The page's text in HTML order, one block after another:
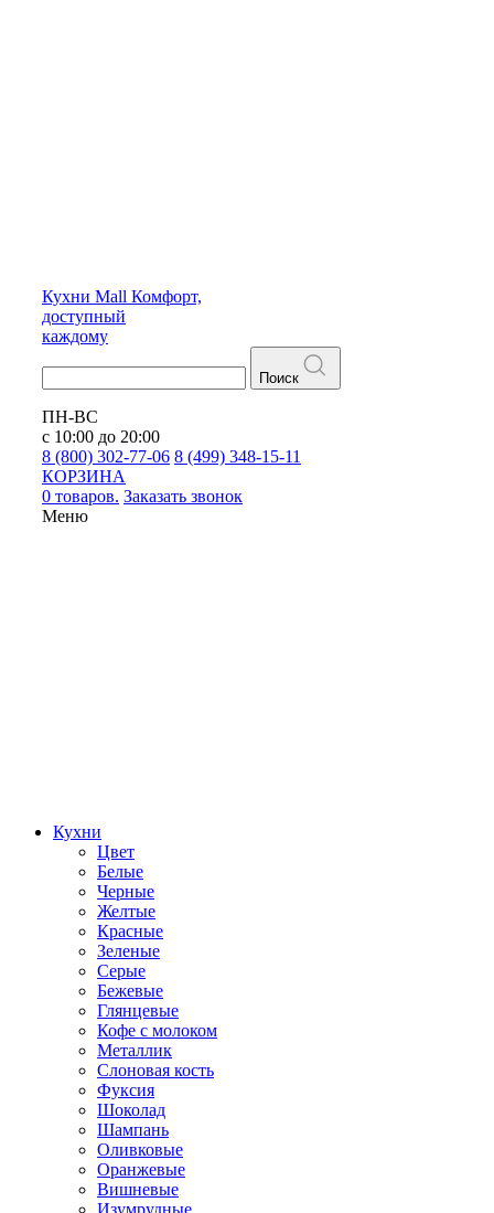
Кухни Mall Комфорт,
доступный
каждому
Поиск
ПН-ВС
с 10:00 до 20:00
8 (800) 302-77-06 8 (499) 348-15-11
КОРЗИНА
0 товаров. Заказать звонок
Меню
Кухни
Цвет
Белые
Черные
Желтые
Красные
Зеленые
Серые
Бежевые
Глянцевые
Кофе с молоком
Металлик
Слоновая кость
Фуксия
Шоколад
Шампань
Оливковые
Оранжевые
Вишневые
Изумрудные